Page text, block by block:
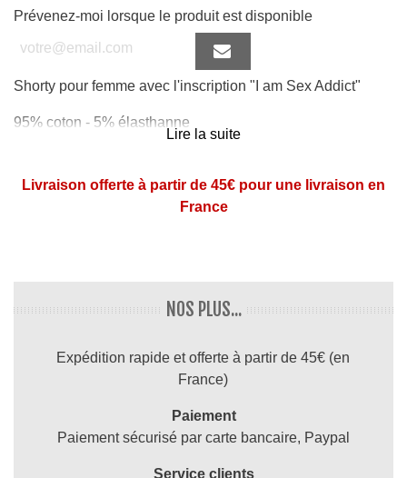
Prévenez-moi lorsque le produit est disponible
Shorty pour femme avec l'inscription "I am Sex Addict"
95% coton - 5% élasthanne
Lire la suite
Livraison offerte à partir de 45€ pour une livraison en
France
NOS PLUS...
Expédition rapide et offerte à partir de 45€ (en
France)
Paiement
Paiement sécurisé par carte bancaire, Paypal
Service clients